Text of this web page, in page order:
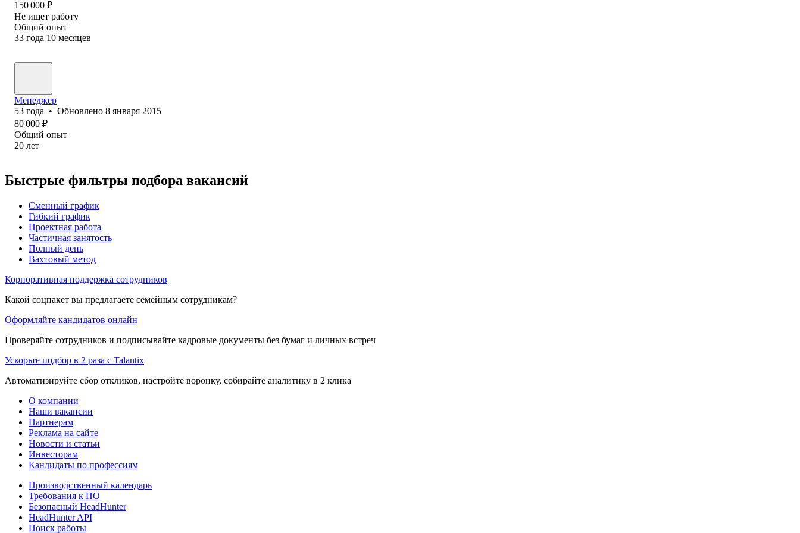
150 000 ₽
Не ищет работу
Общий опыт
33 года 10 месяцев
Менеджер
53 года • Обновлено 8 января 2015
80 000 ₽
Общий опыт
20 лет
Быстрые фильтры подбора вакансий
Сменный график
Гибкий график
Проектная работа
Частичная занятость
Полный день
Вахтовый метод
Корпоративная поддержка сотрудников
Какой соцпакет вы предлагаете семейным сотрудникам?
Оформляйте кандидатов онлайн
Проверяйте сотрудников и подписывайте кадровые документы без бумаг и личных встреч
Ускорьте подбор в 2 раза с Talantix
Автоматизируйте сбор откликов, настройте воронку, собирайте аналитику в 2 клика
О компании
Наши вакансии
Партнерам
Реклама на сайте
Новости и статьи
Инвесторам
Кандидаты по профессиям
Производственный календарь
Требования к ПО
Безопасный HeadHunter
HeadHunter API
Поиск работы